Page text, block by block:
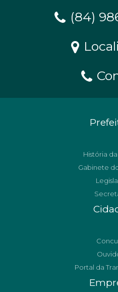
(84)
História
Gabinete
Portal da